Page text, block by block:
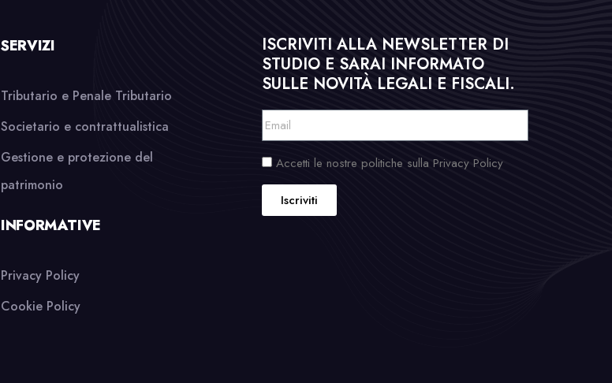
SERVIZI
Tributario e Penale Tributario
Societario e contrattualistica
Gestione e protezione del
patrimonio
INFORMATIVE
Privacy Policy
Cookie Policy
ISCRIVITI ALLA NEWSLETTER DI
STUDIO E SARAI INFORMATO
SULLE NOVITÀ LEGALI E FISCALI.
Accetti le nostre politiche sulla Privacy Policy
Iscriviti